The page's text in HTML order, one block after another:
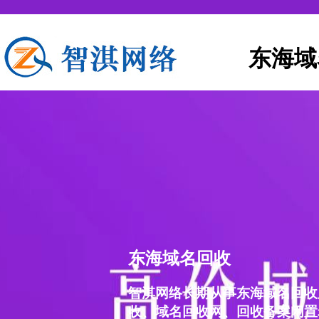
东海
东海域名回收
智淇网络长期从事东海域名回
收、域名回收网、回收备案闲